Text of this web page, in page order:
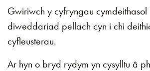
Gwiriwch y cyfryngau
diweddariad pellach cyn i chi
cyfleusterau.
Ar hyn o bryd rydym yn cysylltu â